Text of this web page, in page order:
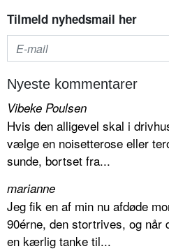
Tilmeld nyhedsmail her
Nyeste kommentarer
Vibeke Poulsen
Hvis den alligevel skal i
vælge en noisetterose eller
sunde, bortset fra...
marianne
Jeg fik en af min nu afdøde
90érne, den stortrives, og når
en kærlig tanke til...